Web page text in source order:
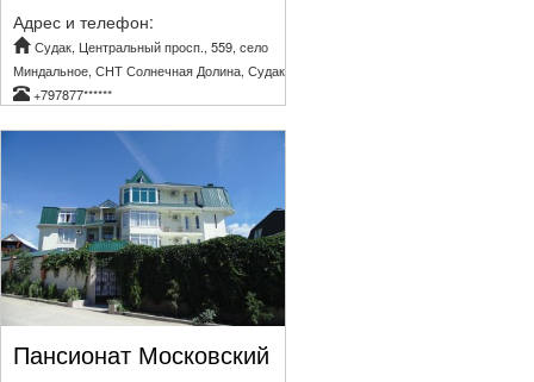
Адрес и телефон:
Судак, Центральный просп., 559, село
Миндальное, СНТ Солнечная Долина, Судак
+797877******
Пансионат Московский